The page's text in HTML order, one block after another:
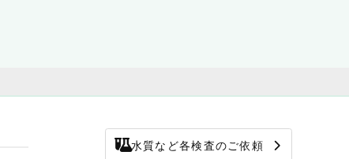
水質など各検査のご依頼